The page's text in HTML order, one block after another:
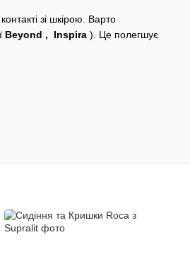
зі шкірою. Варто
Beyond , Inspira ). Це полегшує